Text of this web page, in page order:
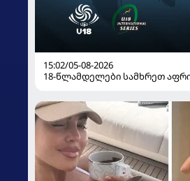
15:02/05-08-2026
18-წლამდელები სამხრეთ